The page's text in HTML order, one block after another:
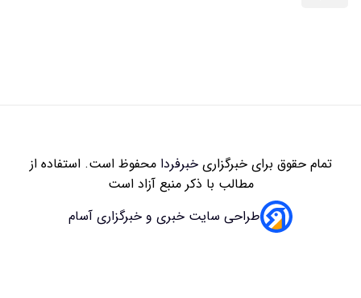
تمام حقوق برای خبرگزاریخبرفردامحفوظ است. استفاده از
مطالب با ذکر منبع آزاد است
طراحی سایت خبری و خبرگزاری آسام